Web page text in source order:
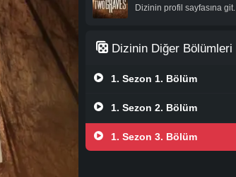
Dizinin profil sayfasına git.
Dizinin Diğer Bölümleri
1. Sezon 1. Bölüm
1. Sezon 2. Bölüm
1. Sezon 3. Bölüm